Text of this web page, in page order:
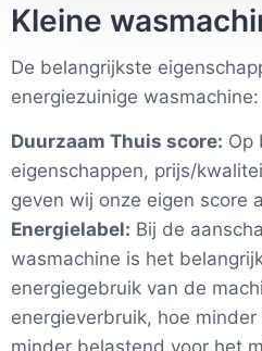
Kleine
De belangrijkste
energiezuinige wasmachine:
Duurzaam Thuis score: Op
eigenschappen, prijs/
geven wij onze eigen score
Energielabel: Bij de
wasmachine is het
energiegebruik van de
energieverbruik, hoe